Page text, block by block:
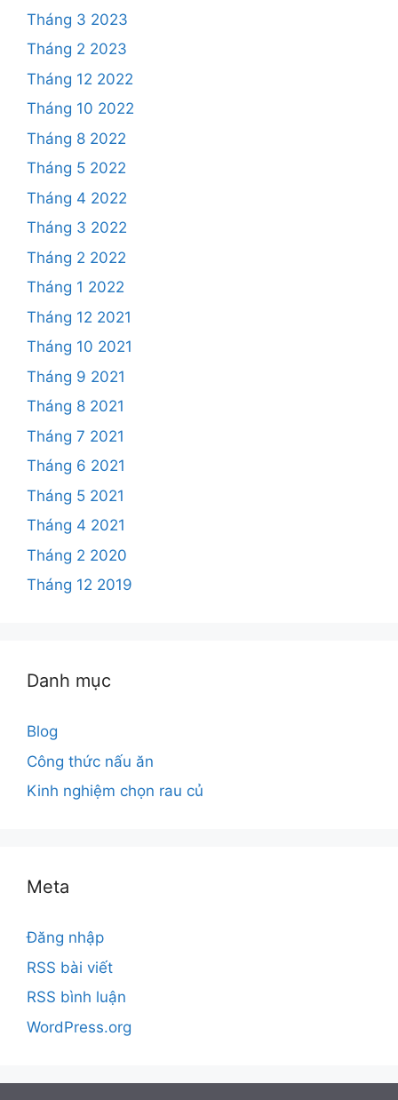
Tháng 3 2023
Tháng 2 2023
Tháng 12 2022
Tháng 10 2022
Tháng 8 2022
Tháng 5 2022
Tháng 4 2022
Tháng 3 2022
Tháng 2 2022
Tháng 1 2022
Tháng 12 2021
Tháng 10 2021
Tháng 9 2021
Tháng 8 2021
Tháng 7 2021
Tháng 6 2021
Tháng 5 2021
Tháng 4 2021
Tháng 2 2020
Tháng 12 2019
Danh mục
Blog
Công thức nấu ăn
Kinh nghiệm chọn rau củ
Meta
Đăng nhập
RSS bài viết
RSS bình luận
WordPress.org